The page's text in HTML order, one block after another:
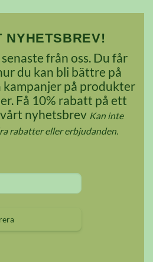
alternativen
väljas
på
produktsidan
NYHETSBREV!
från oss. Du får
du kan bli bättre på
kampanjer på produkter
Få 10% rabatt på ett
nyhetsbrev Kan inte
rabatter eller erbjudanden.